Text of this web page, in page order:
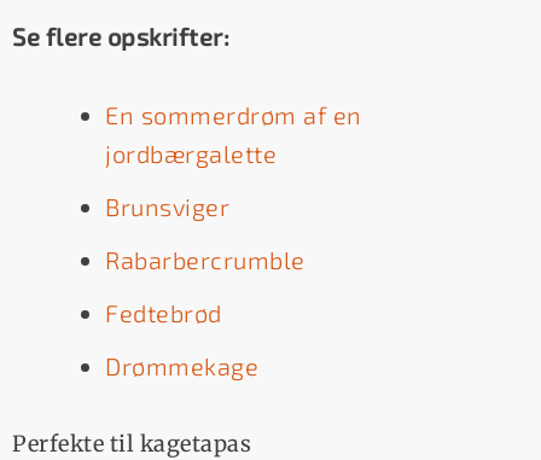
Se flere opskrifter:
En sommerdrøm af en
jordbærgalette
Brunsviger
Rabarbercrumble
Fedtebrød
Drømmekage
Perfekte til kagetapas